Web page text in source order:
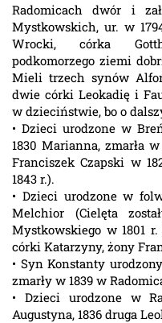
Radomicach dwór i
Mystkowskich, ur. w
Wrocki, córka
podkomorzego ziemi
Mieli trzech synów
dwie córki Leokadię i
w dzieciństwie, bo o
• Dzieci urodzone w
1830 Marianna, zmarła
Franciszek Czapski w
1843 r.).
• Dzieci urodzone w
Melchior (Cielęta
Mystkowskiego w 1801
córki Katarzyny, żony
• Syn Konstanty
zmarły w 1839 w
• Dzieci urodzone w
Augustyna, 1836 druga